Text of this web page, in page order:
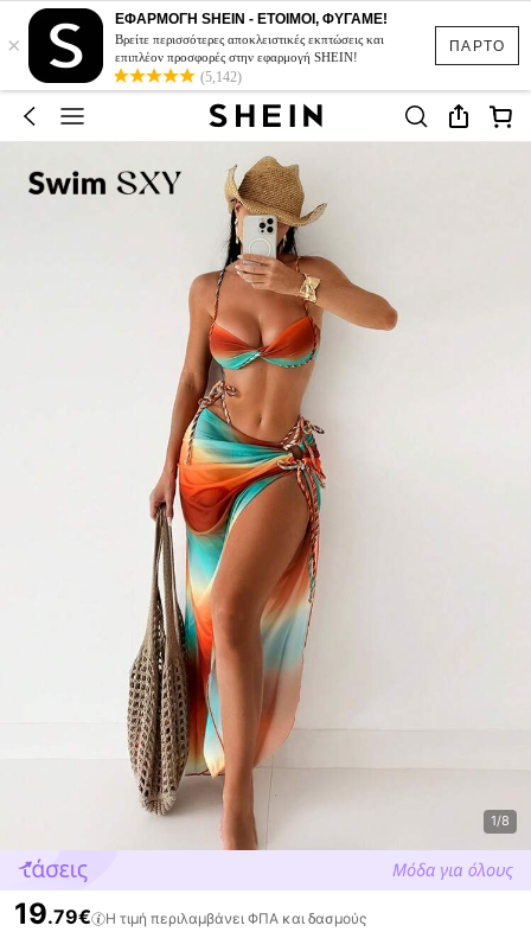
ΠΑΡΤΟ
×
ΕΦΑΡΜΟΓΗ SHEIN - ΕΤΟΙΜΟΙ, ΦΥΓΑΜΕ!
Βρείτε περισσότερες αποκλειστικές εκπτώσεις και
επιπλέον προσφορές στην εφαρμογή SHEIN!
(5,142)
1/8
19.79€ Η τιμή περιλαμβάνει ΦΠΑ και δασμούς